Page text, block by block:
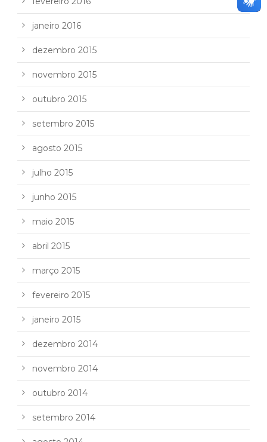
janeiro 2016
dezembro 2015
novembro 2015
outubro 2015
setembro 2015
agosto 2015
julho 2015
junho 2015
maio 2015
abril 2015
março 2015
fevereiro 2015
janeiro 2015
dezembro 2014
novembro 2014
outubro 2014
setembro 2014